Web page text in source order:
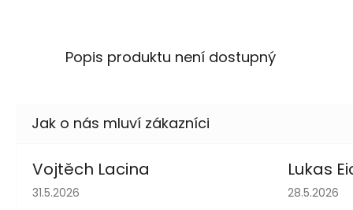
Popis produktu není dostupný
Vojtěch Lacina
Hodnocení obchodu je 5 z 5 hvězdiček.
31.5.2026
Lukas
28.5.2026